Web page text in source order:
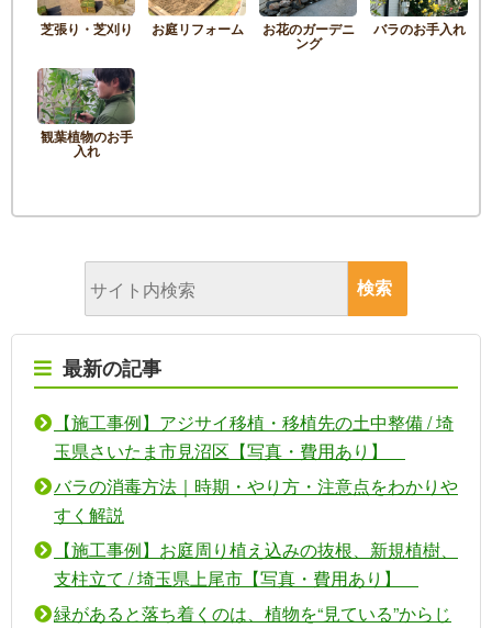
芝張り・芝刈り お庭リフォーム お花のガーデニ
ング
バラのお手入れ
観葉植物のお手
入れ
最新の記事
【施工事例】アジサイ移植・移植先の土中整備 / 埼
玉県さいたま市見沼区【写真・費用あり】
バラの消毒方法｜時期・やり方・注意点をわかりや
すく解説
【施工事例】お庭周り植え込みの抜根、新規植樹、
支柱立て / 埼玉県上尾市【写真・費用あり】
緑があると落ち着くのは、植物を“見ている”からじ